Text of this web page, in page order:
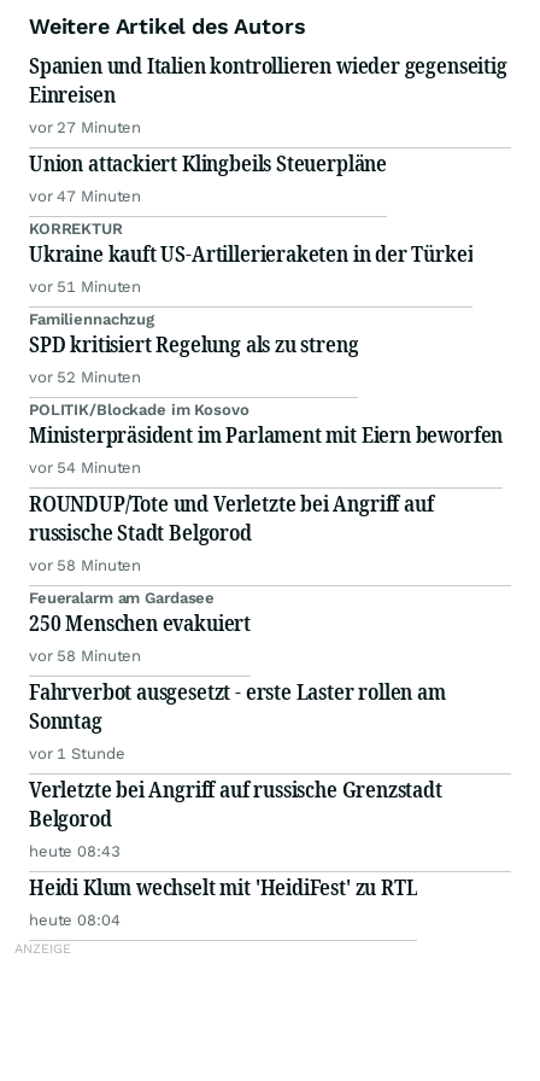
Weitere Artikel des Autors
Spanien und Italien kontrollieren wieder gegenseitig
Einreisen
vor 27 Minuten
Union attackiert Klingbeils Steuerpläne
vor 47 Minuten
KORREKTUR
Ukraine kauft US-Artillerieraketen in der Türkei
vor 51 Minuten
Familiennachzug
SPD kritisiert Regelung als zu streng
vor 52 Minuten
POLITIK/Blockade im Kosovo
Ministerpräsident im Parlament mit Eiern beworfen
vor 54 Minuten
ROUNDUP/Tote und Verletzte bei Angriff auf
russische Stadt Belgorod
vor 58 Minuten
Feueralarm am Gardasee
250 Menschen evakuiert
vor 58 Minuten
Fahrverbot ausgesetzt - erste Laster rollen am
Sonntag
vor 1 Stunde
Verletzte bei Angriff auf russische Grenzstadt
Belgorod
heute 08:43
Heidi Klum wechselt mit 'HeidiFest' zu RTL
heute 08:04